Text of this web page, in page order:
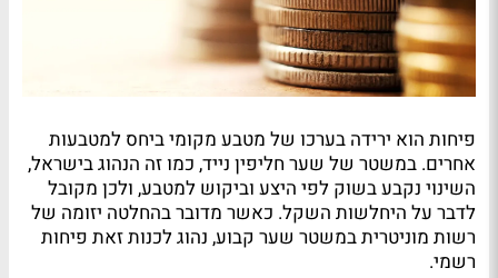
פיחות הוא ירידה בערכו של מטבע מקומי ביחס למטבעות
אחרים. במשטר של שער חליפין נייד, כמו זה הנהוג בישראל,
השינוי נקבע בשוק לפי היצע וביקוש למטבע, ולכן מקובל
לדבר על היחלשות השקל. כאשר מדובר בהחלטה יזומה של
רשות מוניטרית במשטר שער קבוע, נהוג לכנות זאת פיחות
רשמי.